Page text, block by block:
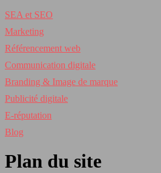
SEA et SEO
Marketing
Référencement web
Communication digitale
Branding & Image de marque
Publicité digitale
E-réputation
Blog
Plan du site